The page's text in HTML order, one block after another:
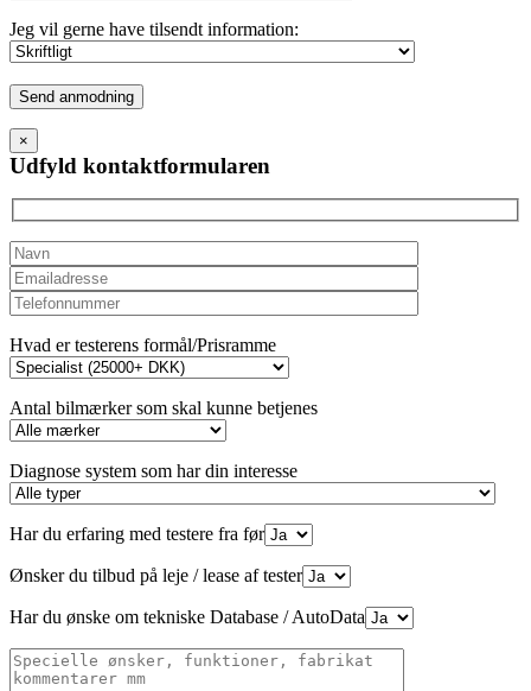
Jeg vil gerne have tilsendt information:
Please
leave
this
field
empty.
×
Udfyld kontaktformularen
Hvad er testerens formål/Prisramme
Antal bilmærker som skal kunne betjenes
Diagnose system som har din interesse
Har du erfaring med testere fra før
Ønsker du tilbud på leje / lease af tester
Har du ønske om tekniske Database / AutoData